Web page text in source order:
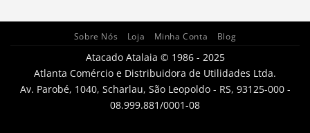
Sobre Nós Loja Minha Conta Blog
Atacado Atalaia © 1986 - 2025
Atlanta Comércio e Distribuidora de Utilidades Ltda.
Av. Parobé, 1040, Scharlau, São Leopoldo - RS, 93125-000 -
08.999.881/0001-08